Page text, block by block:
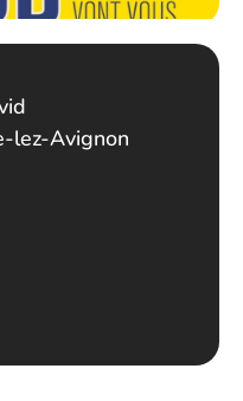
lez-Avignon